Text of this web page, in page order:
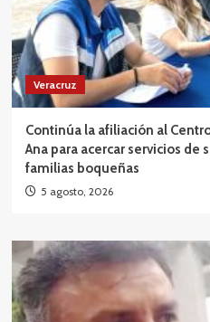
Veracruz
Continúa la afiliación al
Ana para acercar servicios de
familias boqueñas
5 agosto, 2026